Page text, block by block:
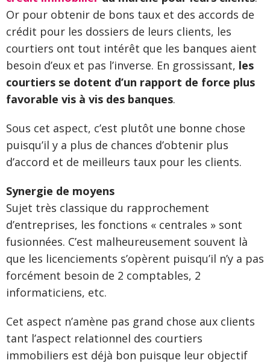
Or pour obtenir de bons taux et des accords de
crédit pour les dossiers de leurs clients, les
courtiers ont tout intérêt que les banques aient
besoin d’eux et pas l’inverse. En grossissant, les
courtiers se dotent d’un rapport de force plus
favorable vis à vis des banques.
Sous cet aspect, c’est plutôt une bonne chose
puisqu’il y a plus de chances d’obtenir plus
d’accord et de meilleurs taux pour les clients.
Synergie de moyens
Sujet très classique du rapprochement
d’entreprises, les fonctions « centrales » sont
fusionnées. C’est malheureusement souvent là
que les licenciements s’opèrent puisqu’il n’y a pas
forcément besoin de 2 comptables, 2
informaticiens, etc.
Cet aspect n’amène pas grand chose aux clients
tant l’aspect relationnel des courtiers
immobiliers est déjà bon puisque leur objectif